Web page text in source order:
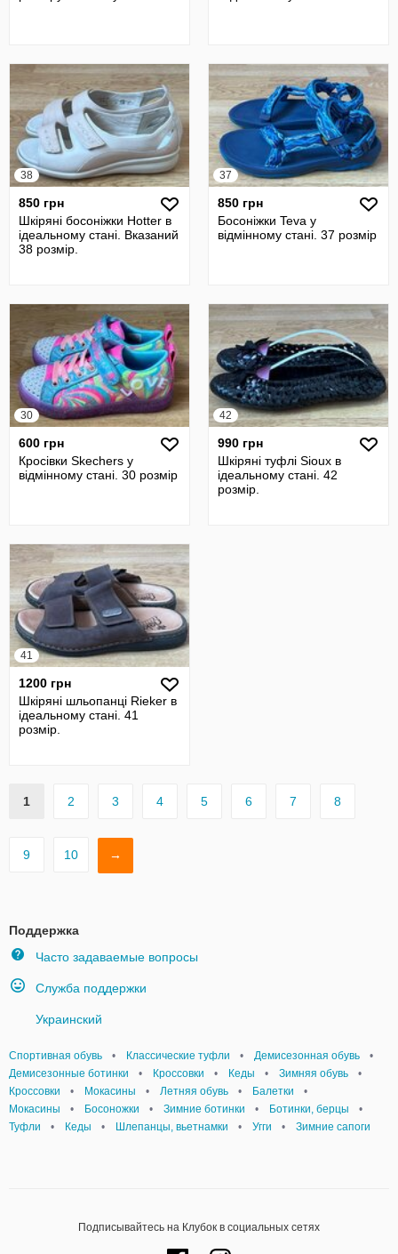
38
850 грн
Шкіряні босоніжки Hotter в
ідеальному стані. Вказаний
38 розмір.
37
850 грн
Босоніжки Teva у
відмінному стані. 37 розмір
30
600 грн
Кросівки Skechers у
відмінному стані. 30 розмір
42
990 грн
Шкіряні туфлі Sioux в
ідеальному стані. 42
розмір.
41
1200 грн
Шкіряні шльопанці Rieker в
ідеальному стані. 41
розмір.
1 2 3 4 5 6 7 8
9 10 →
Поддержка
Часто задаваемые вопросы
Служба поддержки
Украинский
Спортивная обувь • Классические туфли • Демисезонная обувь
•
Демисезонные ботинки
• Кроссовки • Кеды • Зимняя обувь
•
Кроссовки
• Мокасины • Летняя обувь • Балетки
•
Мокасины
• Босоножки • Зимние ботинки • Ботинки, берцы
•
Туфли
• Кеды • Шлепанцы, вьетнамки • Угги • Зимние сапоги
Подписывайтесь на Клубок в социальных сетях